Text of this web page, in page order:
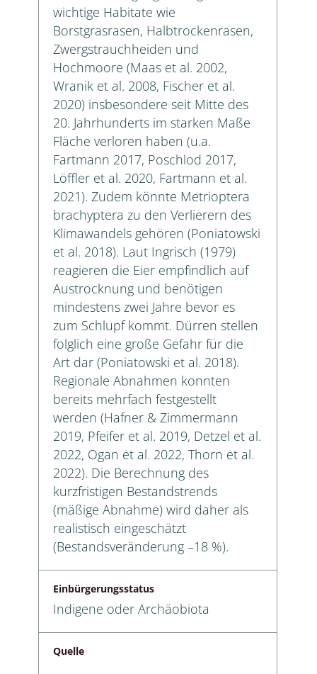
wichtige Habitate wie
Borstgrasrasen, Halbtrockenrasen,
Zwergstrauchheiden und
Hochmoore (Maas et al. 2002,
Wranik et al. 2008, Fischer et al.
2020) insbesondere seit Mitte des
20. Jahrhunderts im starken Maße
Fläche verloren haben (u.a.
Fartmann 2017, Poschlod 2017,
Löffler et al. 2020, Fartmann et al.
2021). Zudem könnte Metrioptera
brachyptera zu den Verlierern des
Klimawandels gehören (Poniatowski
et al. 2018). Laut Ingrisch (1979)
reagieren die Eier empfindlich auf
Austrocknung und benötigen
mindestens zwei Jahre bevor es
zum Schlupf kommt. Dürren stellen
folglich eine große Gefahr für die
Art dar (Poniatowski et al. 2018).
Regionale Abnahmen konnten
bereits mehrfach festgestellt
werden (Hafner & Zimmermann
2019, Pfeifer et al. 2019, Detzel et al.
2022, Ogan et al. 2022, Thorn et al.
2022). Die Berechnung des
kurzfristigen Bestandstrends
(mäßige Abnahme) wird daher als
realistisch eingeschätzt
(Bestandsveränderung –18 %).
Einbürgerungsstatus
Indigene oder Archäobiota
Quelle